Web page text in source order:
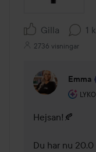
Gilla 1
2736 visningar
Emma
Hejsan!🍂
Du har nu